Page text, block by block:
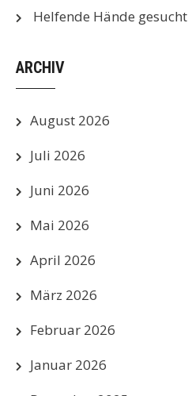
Helfende Hände gesucht
ARCHIV
August 2026
Juli 2026
Juni 2026
Mai 2026
April 2026
März 2026
Februar 2026
Januar 2026